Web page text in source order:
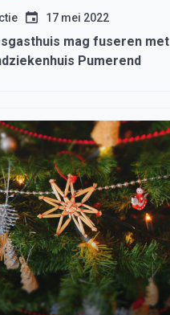
17 mei 2022
mag fuseren met
Pumerend